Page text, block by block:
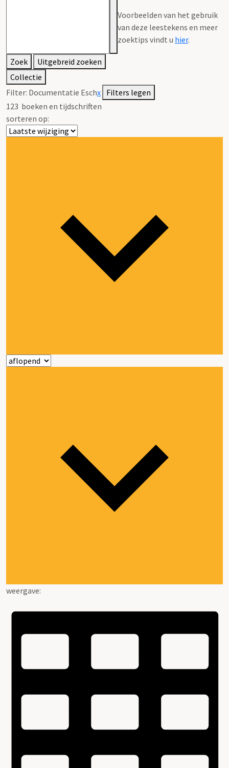
Voorbeelden van het gebruik
van deze leestekens en meer
zoektips vindt u hier.
Zoek
Uitgebreid zoeken
Collectie
Filter: Documentatie Eschx Filters legen
123 boeken en tijdschriften
sorteren op:
weergave: